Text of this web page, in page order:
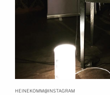
HEINEKOMM@INSTAGRAM